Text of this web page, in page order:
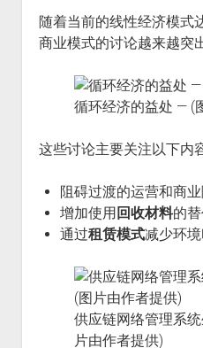
随着当前的线性经济模式
商业模式的讨论越来越突出
循环经济的益处 — (
这些讨论主要关注以下内
阻碍过渡的运营和商
增加使用 回收材料的
通过租赁模式减少环
供应链网络管理系
片由作者提供)